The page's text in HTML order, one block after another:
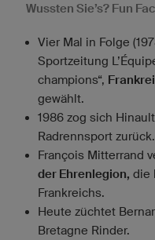
Wussten Sie’s? Fun
Vier Mal in Folge
Sportzeitung
champions“,
gewählt.
1986 zog sich
Radrennsport zurück.
François Mitterrand
der Ehrenlegion, die
Frankreichs.
Heute züchtet
Bretagne Rinder.